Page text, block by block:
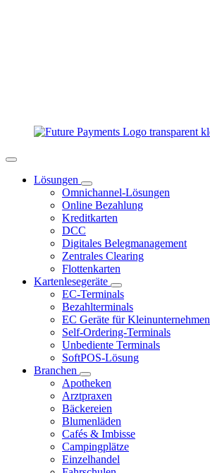
Lösungen
Omnichannel-Lösungen
Online Bezahlung
Kreditkarten
DCC
Digitales Belegmanagement
Zentrales Clearing
Flottenkarten
Kartenlesegeräte
EC-Terminals
Bezahlterminals
EC Geräte für Kleinunternehmen
Self-Ordering-Terminals
Unbediente Terminals
SoftPOS-Lösung
Branchen
Apotheken
Arztpraxen
Bäckereien
Blumenläden
Cafés & Imbisse
Campingplätze
Einzelhandel